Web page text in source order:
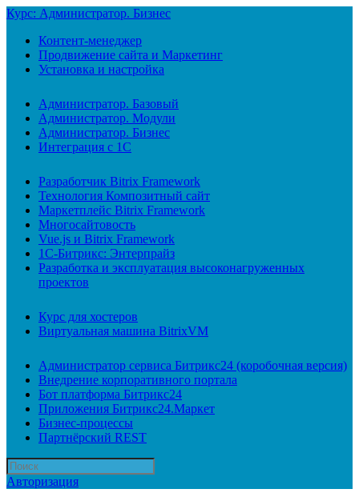
Курс: Администратор. Бизнес
Контент-менеджер
Продвижение сайта и Маркетинг
Установка и настройка
Администратор. Базовый
Администратор. Модули
Администратор. Бизнес
Интеграция с 1С
Разработчик Bitrix Framework
Технология Композитный сайт
Маркетплейс Bitrix Framework
Многосайтовость
Vue.js и Bitrix Framework
1С-Битрикс: Энтерпрайз
Разработка и эксплуатация высоконагруженных
проектов
Курс для хостеров
Виртуальная машина BitrixVM
Администратор сервиса Битрикс24 (коробочная версия)
Внедрение корпоративного портала
Бот платформа Битрикс24
Приложения Битрикс24.Маркет
Бизнес-процессы
Партнёрский REST
Авторизация